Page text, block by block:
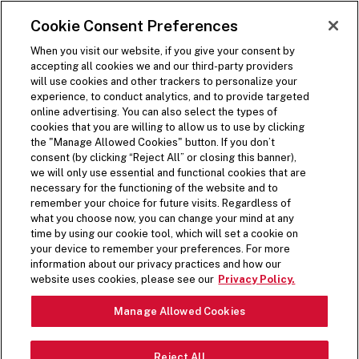
PASSA AL CONTENUTO PRINCIPALE
Apri navigazione sito
Visit the Five Guys homepage
SUPPORT HUB
This is your one-stop spot for Five Guys
updates and customer support.
Cookie Consent Preferences
When you visit our website, if you give your consent by
accepting all cookies we and our third-party providers
will use cookies and other trackers to personalize your
experience, to conduct analytics, and to provide targeted
online advertising. You can also select the types of
cookies that you are willing to allow us to use by clicking
the "Manage Allowed Cookies" button. If you don’t
consent (by clicking “Reject All” or closing this banner),
we will only use essential and functional cookies that are
necessary for the functioning of the website and to
remember your choice for future visits. Regardless of
what you choose now, you can change your mind at any
time by using our cookie tool, which will set a cookie on
your device to remember your preferences. For more
information about our privacy practices and how our
website uses cookies, please see our Privacy Policy.
Manage Allowed Cookies